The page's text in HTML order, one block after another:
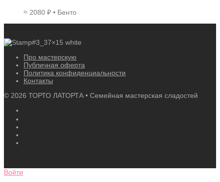
≈ 2080 ₽ • Бенто
Про мастерскую
Публичная оферта
Политика конфиденциальности
Контакты
© 2026 ТОРТО ЛАТОРТА • Семейная мастерская сладостей
Войти